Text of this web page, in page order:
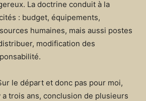
La doctrine conduit à la
: budget, équipements,
humaines, mais aussi postes
modification des
le départ et donc pas pour moi,
a trois ans, conclusion de plusieurs